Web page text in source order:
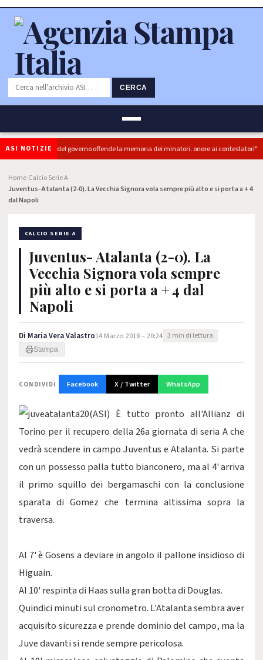
CERCA
ASI NOTIZIE
"L'Ipocrisia del governo offende la memoria dei minatori. onore ai contestatori"
Home Calcio Serie A
Juventus- Atalanta (2-0). La Vecchia Signora vola sempre più alto e si porta a + 4
dal Napoli
CALCIO SERIE A
Juventus- Atalanta (2-0). La
Vecchia Signora vola sempre
più alto e si porta a + 4 dal
Napoli
Di Maria Vera Valastro14 Marzo 2018 – 20:24 3 min di lettura
Stampa
CONDIVIDI Facebook X / Twitter WhatsApp
(ASI) È tutto pronto all'Allianz di
Torino per il recupero della 26a giornata di seria A che
vedrà scendere in campo Juventus e Atalanta. Si parte
con un possesso palla tutto bianconero, ma al 4' arriva
il primo squillo dei bergamaschi con la conclusione
sparata di Gomez che termina altissima sopra la
traversa.
Al 7' è Gosens a deviare in angolo il pallone insidioso di
Higuain.
Al 10' respinta di Haas sulla gran botta di Douglas.
Quindici minuti sul cronometro. L'Atalanta sembra aver
acquisito sicurezza e prende dominio del campo, ma la
Juve davanti si rende sempre pericolosa.